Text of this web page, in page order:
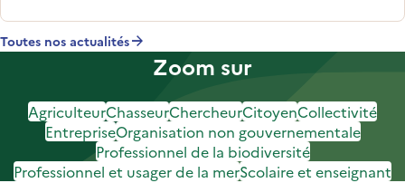
Toutes nos actualités
Zoom sur
AgriculteurChasseurChercheurCitoyenCollectivité
EntrepriseOrganisation non gouvernementale
Professionnel de la biodiversité
Professionnel et usager de la merScolaire et enseignant